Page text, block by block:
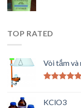
TOP RATED
Vòi tắm và
sao
KClO3